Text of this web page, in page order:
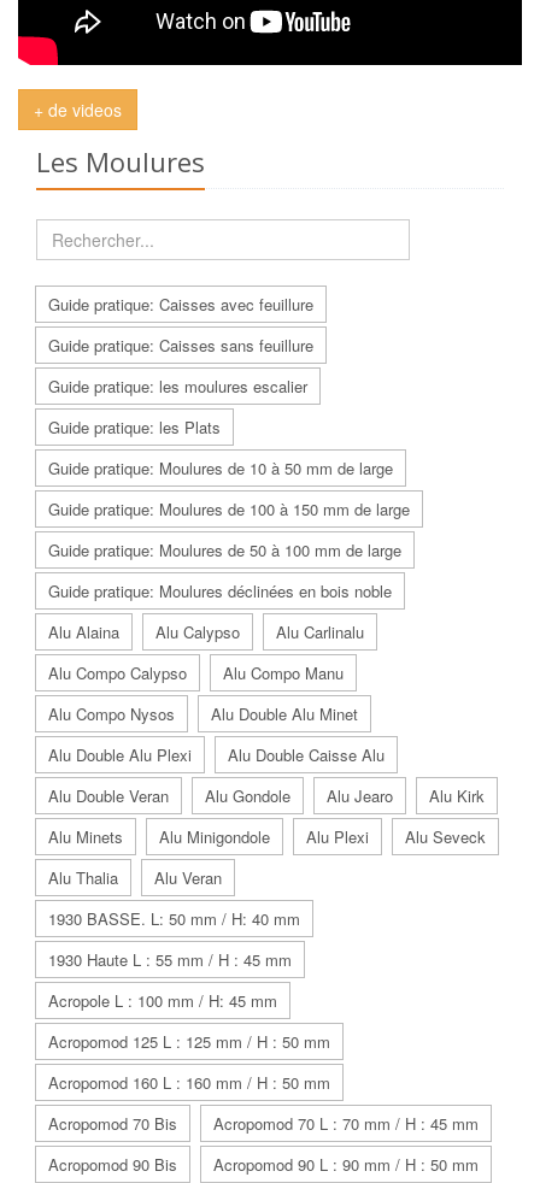
+ de videos
Les Moulures
Guide pratique: Caisses avec feuillure
Guide pratique: Caisses sans feuillure
Guide pratique: les moulures escalier
Guide pratique: les Plats
Guide pratique: Moulures de 10 à 50 mm de large
Guide pratique: Moulures de 100 à 150 mm de large
Guide pratique: Moulures de 50 à 100 mm de large
Guide pratique: Moulures déclinées en bois noble
Alu Alaina
Alu Calypso
Alu Carlinalu
Alu Compo Calypso
Alu Compo Manu
Alu Compo Nysos
Alu Double Alu Minet
Alu Double Alu Plexi
Alu Double Caisse Alu
Alu Double Veran
Alu Gondole Alu Jearo
Alu Kirk
Alu Minets
Alu Minigondole Alu Plexi
Alu Seveck
Alu Thalia
Alu Veran
1930 BASSE. L: 50 mm / H: 40 mm
1930 Haute L : 55 mm / H : 45 mm
Acropole L : 100 mm / H: 45 mm
Acropomod 125 L : 125 mm / H : 50 mm
Acropomod 160 L : 160 mm / H : 50 mm
Acropomod 70 Bis
Acropomod 70 L : 70 mm / H : 45 mm
Acropomod 90 Bis
Acropomod 90 L : 90 mm / H : 50 mm